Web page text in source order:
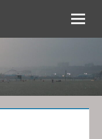
Menu